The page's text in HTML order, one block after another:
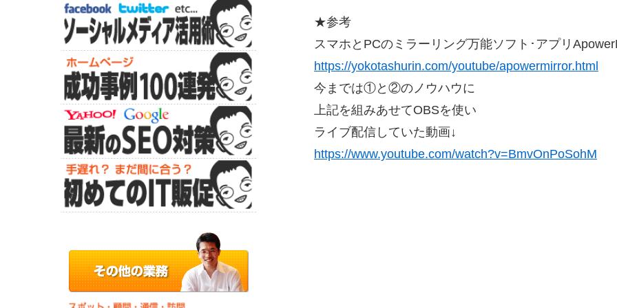
★参考
スマホとPCのミラーリング万能ソフト･アプリ
https://yokotashurin.com/youtube/apowermirror.html
今までは①と②のノウハウに
上記を組みあせてOBSを使い
ライブ配信していた動画↓
https://www.youtube.com/watch?v=BmvOnPoSohM